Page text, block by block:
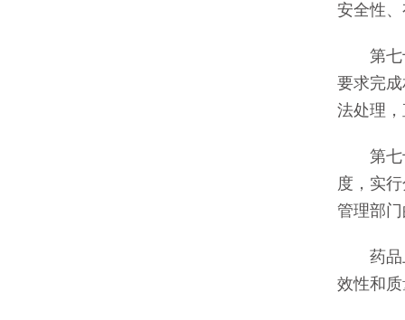
安全性
第七十
要求完
法处理
第七十
度，实
管理部
药品上
效性和